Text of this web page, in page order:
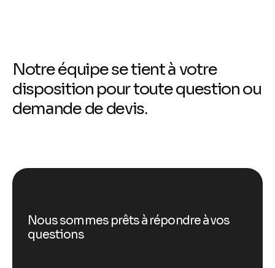
Notre équipe se tient à votre
disposition pour toute question ou
demande de devis.
Noussommes prêtsà répondreàvos
questions